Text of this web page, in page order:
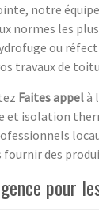
notre
normes les
ou
travaux de
Faites appelà
et isolation
fournir des
pour